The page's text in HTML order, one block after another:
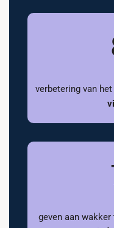
verbetering van het
geven aan